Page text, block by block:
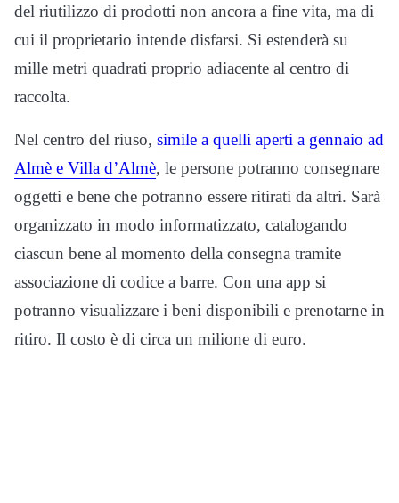
del riutilizzo di prodotti non ancora a fine vita, ma di
cui il proprietario intende disfarsi. Si estenderà su
mille metri quadrati proprio adiacente al centro di
raccolta.
Nel centro del riuso, simile a quelli aperti a gennaio ad
Almè e Villa d’Almè, le persone potranno consegnare
oggetti e bene che potranno essere ritirati da altri. Sarà
organizzato in modo informatizzato, catalogando
ciascun bene al momento della consegna tramite
associazione di codice a barre. Con una app si
potranno visualizzare i beni disponibili e prenotarne in
ritiro. Il costo è di circa un milione di euro.